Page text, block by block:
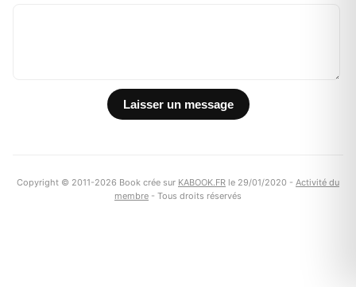
Copyright © 2011-2026 Book crée sur KABOOK.FR le 29/01/2020 - Activité du
membre - Tous droits réservés